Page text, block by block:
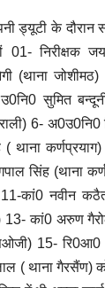
ड्यूटी के दौरान
01- निरीक्षक
(थाना जोशीमठ)
सुमित
6-
( थाना
सिंह (थाना
11-कां0 नवीन
कां0 अरुण
15- रि0आ0
( थाना गैरसैंण)